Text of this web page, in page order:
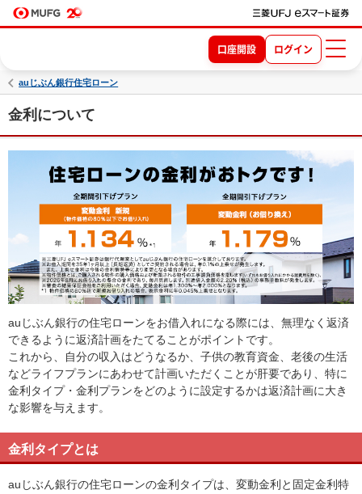
口座開設 ログイン
auじぶん銀行住宅ローン
金利について
auじぶん銀行の住宅ローンをお借入れになる際には、無理なく返済
できるように返済計画をたてることがポイントです。
これから、自分の収入はどうなるか、子供の教育資金、老後の生活
などライフプランにあわせて計画いただくことが肝要であり、特に
金利タイプ・金利プランをどのように設定するかは返済計画に大き
な影響を与えます。
金利タイプとは
auじぶん銀行の住宅ローンの金利タイプは、変動金利と固定金利特